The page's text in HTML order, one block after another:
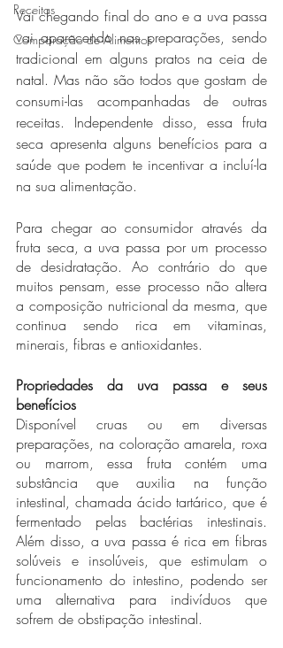
Receitas
Comparação de Alimentos
Vai chegando final do ano e a uva passa
vai aparecendo nas preparações, sendo
tradicional em alguns pratos na ceia de
natal. Mas não são todos que gostam de
consumi-las acompanhadas de outras
receitas. Independente disso, essa fruta
seca apresenta alguns benefícios para a
saúde que podem te incentivar a incluí-la
na sua alimentação.
Para chegar ao consumidor através da
fruta seca, a uva passa por um processo
de desidratação. Ao contrário do que
muitos pensam, esse processo não altera
a composição nutricional da mesma, que
continua sendo rica em vitaminas,
minerais, fibras e antioxidantes.
Propriedades da uva passa e seus
benefícios
Disponível cruas ou em diversas
preparações, na coloração amarela, roxa
ou marrom, essa fruta contém uma
substância que auxilia na função
intestinal, chamada ácido tartárico, que é
fermentado pelas bactérias intestinais.
Além disso, a uva passa é rica em fibras
solúveis e insolúveis, que estimulam o
funcionamento do intestino, podendo ser
uma alternativa para indivíduos que
sofrem de obstipação intestinal.